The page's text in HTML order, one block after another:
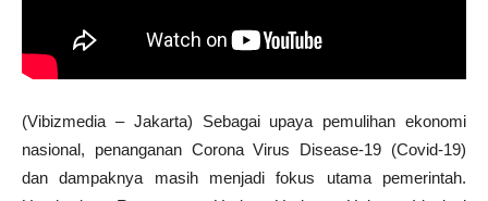
(Vibizmedia – Jakarta) Sebagai upaya pemulihan ekonomi
nasional, penanganan Corona Virus Disease-19 (Covid-19)
dan dampaknya masih menjadi fokus utama pemerintah.